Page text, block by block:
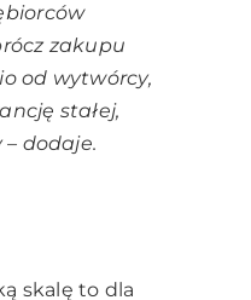
zakupu
od wytwórcy,
stałej,
– dodaje.
skalę to dla